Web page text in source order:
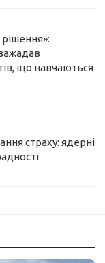
що навчаються
страху: ядерні